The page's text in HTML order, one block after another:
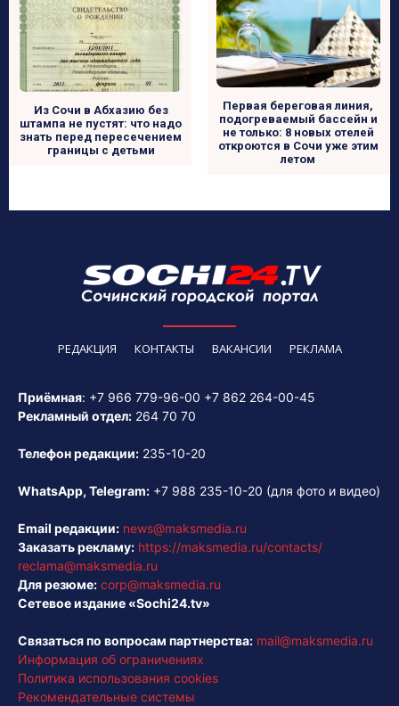
Из Сочи в Абхазию без
штампа не пустят: что надо
знать перед пересечением
границы с детьми
Первая береговая линия,
подогреваемый бассейн и
не только: 8 новых отелей
откроются в Сочи уже этим
летом
РЕДАКЦИЯ КОНТАКТЫ ВАКАНСИИ РЕКЛАМА
Приёмная: +7 966 779-96-00 +7 862 264-00-45
Рекламный отдел: 264 70 70
Телефон редакции: 235-10-20
WhatsApp, Telegram: +7 988 235-10-20 (для фото и видео)
Email редакции: news@maksmedia.ru
Заказать рекламу: https://maksmedia.ru/contacts/
reclama@maksmedia.ru
Для резюме: corp@maksmedia.ru
Сетевое издание «Sochi24.tv»
Связаться по вопросам партнерства: mail@maksmedia.ru
Информация об ограничениях
Политика использования cookies
Рекомендательные системы